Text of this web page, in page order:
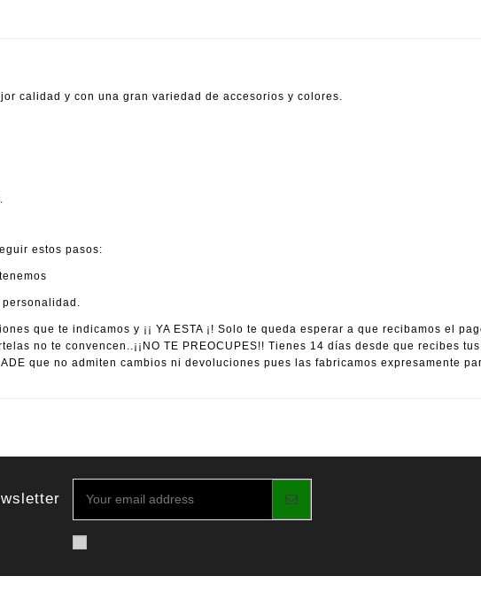
calidad y con una gran variedad de accesorios y colores.
estos pasos:
personalidad.
que te indicamos y ¡¡ YA ESTA ¡! Solo te queda esperar a que recibamos el
no te convencen..¡¡NO TE PREOCUPES!! Tienes 14 días desde que recibes
que no admiten cambios ni devoluciones pues las fabricamos expresamente